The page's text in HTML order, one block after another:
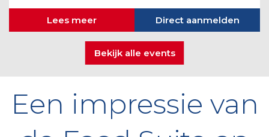
Lees meer Direct aanmelden
Bekijk alle events
Een impressie van